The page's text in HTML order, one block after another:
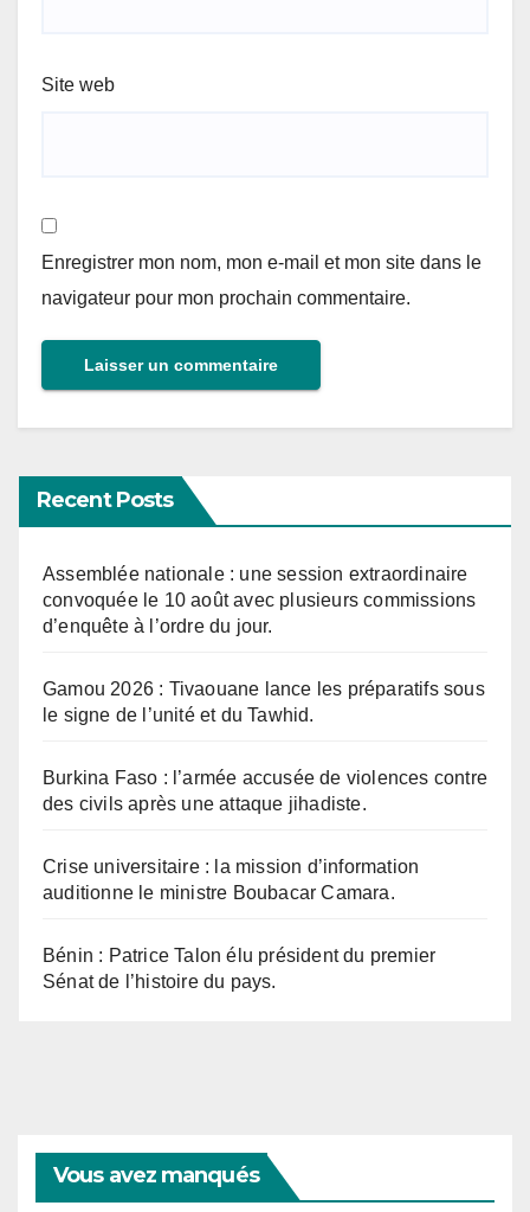
Site web
Enregistrer mon nom, mon e-mail et mon site dans le
navigateur pour mon prochain commentaire.
Recent Posts
Assemblée nationale : une session extraordinaire
convoquée le 10 août avec plusieurs commissions
d’enquête à l’ordre du jour.
Gamou 2026 : Tivaouane lance les préparatifs sous
le signe de l’unité et du Tawhid.
Burkina Faso : l’armée accusée de violences contre
des civils après une attaque jihadiste.
Crise universitaire : la mission d’information
auditionne le ministre Boubacar Camara.
Bénin : Patrice Talon élu président du premier
Sénat de l’histoire du pays.
Vous avez manqués